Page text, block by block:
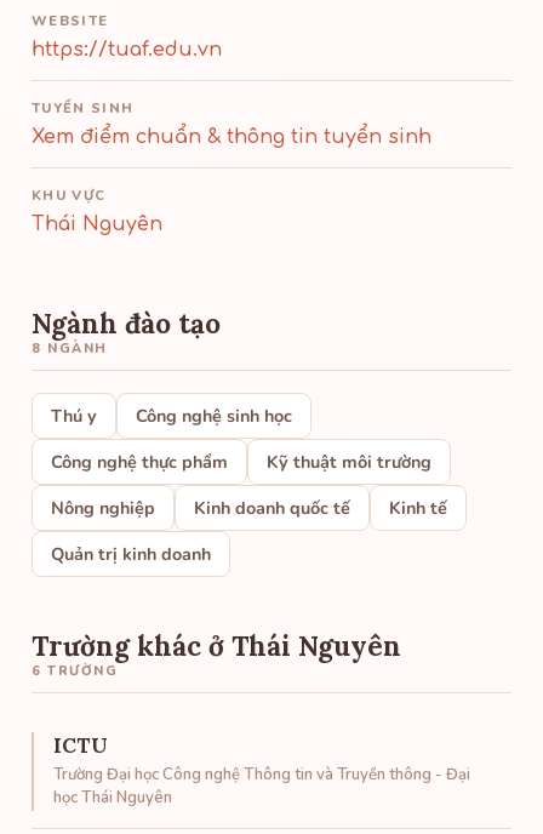
WEBSITE
https://tuaf.edu.vn
TUYỂN SINH
Xem điểm chuẩn & thông tin tuyển sinh
KHU VỰC
Thái Nguyên
Ngành đào tạo
8 NGÀNH
Thú y
Công nghệ sinh học
Công nghệ thực phẩm
Kỹ thuật môi trường
Nông nghiệp
Kinh doanh quốc tế
Kinh tế
Quản trị kinh doanh
Trường khác ở Thái Nguyên
6 TRƯỜNG
ICTU
Trường Đại học Công nghệ Thông tin và Truyền thông - Đại
học Thái Nguyên